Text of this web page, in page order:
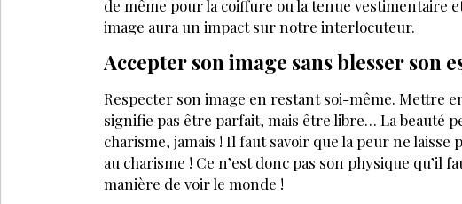
de même pour la coiffure ou la tenue vestimentaire
image aura un impact sur notre interlocuteur.
Accepter son image sans blesser son
Respecter son image en restant soi-même. Mettre
signifie pas être parfait, mais être libre… La beauté
charisme, jamais ! Il faut savoir que la peur ne laisse
au charisme ! Ce n’est donc pas son physique qu’il
manière de voir le monde !